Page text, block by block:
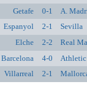
Getafe
0-1 A.
Espanyol
2-1 Sevilla
Elche
2-2 Real
Barcelona
4-0 Athletic
Villarreal
2-1